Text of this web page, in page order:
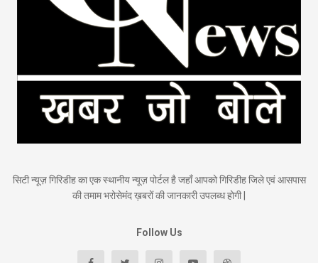
सिटी न्यूज़ गिरिडीह का एक स्थानीय न्यूज़ पोर्टल है जहाँ आपको गिरिडीह जिले एवं आसपास
की तमाम भरोसेमंद ख़बरों की जानकारी उपलब्ध होगी |
Follow Us